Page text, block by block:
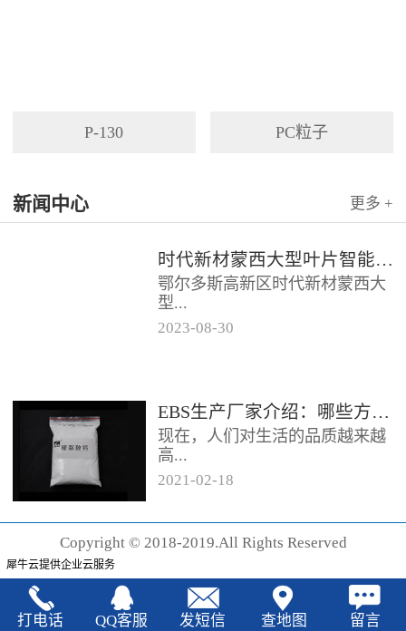
P-130 PC粒子
新闻中心 更多 +
时代新材蒙西大型叶片智能制造基地项目开工
鄂尔多斯高新区时代新材蒙西大
型...
分为...
2023-08-30
EBS生产厂家‍介绍：哪些方法可以验证EBS的润滑效果
现在，人们对生活的品质越来越
高...
声也越来越强烈，很多厂家在利
2021-02-18
Copyright © 2018-2019.All Rights Reserved
犀牛云提供企业云服务
打电话 QQ客服 发短信 查地图 留言